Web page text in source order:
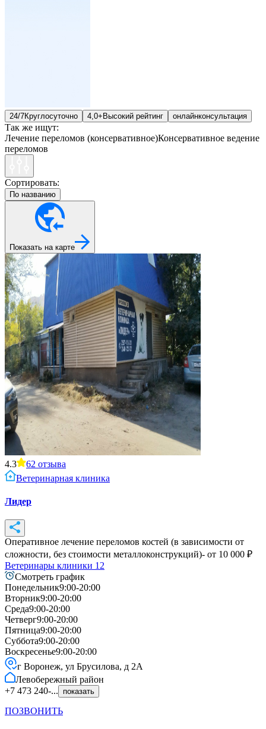
24/7Круглосуточно 4,0+ Высокий рейтинг онлайнконсультация
Так же ищут:
Лечение переломов (консервативное)Консервативное ведение
переломов
Сортировать:
По названию
Показать на карте
4.3 62 отзыва
Ветеринарная клиника
Лидер
Оперативное лечение переломов костей (в зависимости от
сложности, без стоимости металлоконструкций)- от 10 000 ₽
Ветеринары клиники 12
Смотреть график
Понедельник9:00-20:00
Вторник9:00-20:00
Среда9:00-20:00
Четверг9:00-20:00
Пятница9:00-20:00
Суббота9:00-20:00
Воскресенье9:00-20:00
г Воронеж, ул Брусилова, д 2А
Левобережный район
+7 473 240-...
показать
ПОЗВОНИТЬ